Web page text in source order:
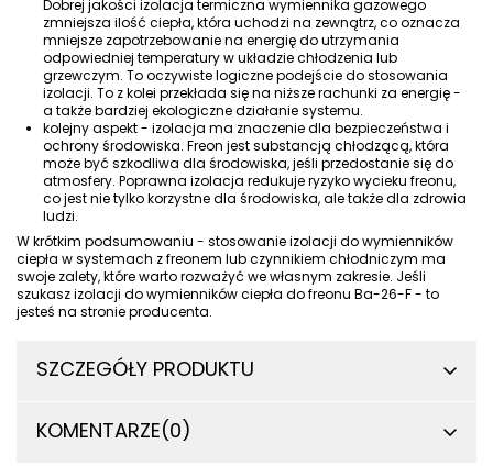
Dobrej jakości izolacja termiczna wymiennika gazowego
zmniejsza ilość ciepła, która uchodzi na zewnątrz, co oznacza
mniejsze zapotrzebowanie na energię do utrzymania
odpowiedniej temperatury w układzie chłodzenia lub
grzewczym. To oczywiste logiczne podejście do stosowania
izolacji. To z kolei przekłada się na niższe rachunki za energię -
a także bardziej ekologiczne działanie systemu.
kolejny aspekt - izolacja ma znaczenie dla bezpieczeństwa i
ochrony środowiska. Freon jest substancją chłodzącą, która
może być szkodliwa dla środowiska, jeśli przedostanie się do
atmosfery. Poprawna izolacja redukuje ryzyko wycieku freonu,
co jest nie tylko korzystne dla środowiska, ale także dla zdrowia
ludzi.
W krótkim podsumowaniu - stosowanie izolacji do wymienników
ciepła w systemach z freonem lub czynnikiem chłodniczym ma
swoje zalety, które warto rozważyć we własnym zakresie. Jeśli
szukasz izolacji dowymienników ciepła do freonu Ba-26-F- to
jesteś na stronie producenta.
SZCZEGÓŁY PRODUKTU
KOMENTARZE(0)